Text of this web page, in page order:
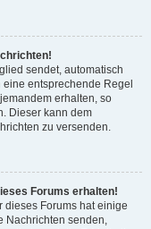
sendet, automatisch
entsprechende Regel
erhalten, so
Dieser kann dem
zu versenden.
Forums erhalten!
dieses Forums hat einige
Nachrichten senden,